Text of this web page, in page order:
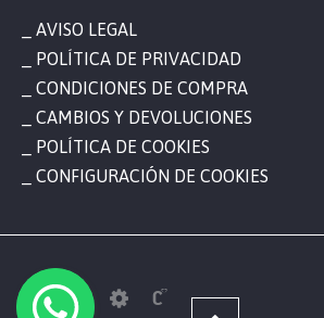
AVISO LEGAL
POLÍTICA DE PRIVACIDAD
CONDICIONES DE COMPRA
CAMBIOS Y DEVOLUCIONES
POLÍTICA DE COOKIES
CONFIGURACIÓN DE COOKIES